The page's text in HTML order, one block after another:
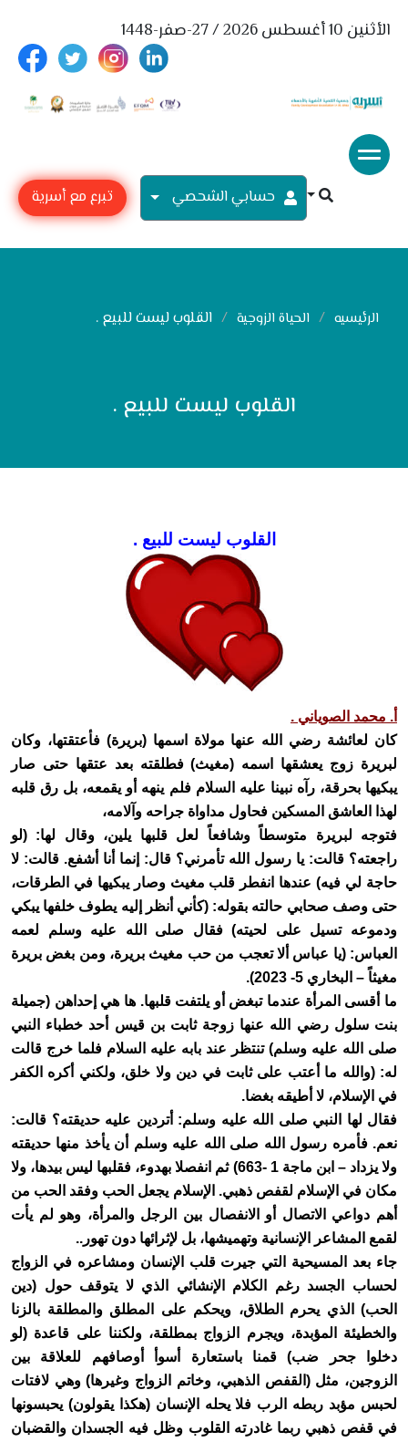
الأثنين 10 أغسطس 2026 / 27-صفر-1448
حسابي الشحصي تبرع مع أسرية
الرئيسيه الحياة الزوجية القلوب ليست للبيع .
القلوب ليست للبيع .
القلوب ليست للبيع .
أ. محمد الصوياني .
كان لعائشة رضي الله عنها مولاة اسمها (بريرة) فأعتقتها، وكان
لبريرة زوج يعشقها اسمه (مغيث) فطلقته بعد عتقها حتى صار
يبكيها بحرقة، رآه نبينا عليه السلام فلم ينهه أو يقمعه، بل رق قلبه
لهذا العاشق المسكين فحاول مداواة جراحه وآلامه،
فتوجه لبريرة متوسطاً وشافعاً لعل قلبها يلين، وقال لها: (لو
راجعته؟ قالت: يا رسول الله تأمرني؟ قال: إنما أنا أشفع. قالت: لا
حاجة لي فيه) عندها انفطر قلب مغيث وصار يبكيها في الطرقات،
حتى وصف صحابي حالته بقوله: (كأني أنظر إليه يطوف خلفها يبكي
ودموعه تسيل على لحيته) فقال صلى الله عليه وسلم لعمه
العباس: (يا عباس ألا تعجب من حب مغيث بريرة، ومن بغض بريرة
مغيثاً – البخاري 5- 2023).
ما أقسى المرأة عندما تبغض أو يلتفت قلبها. ها هي إحداهن (جميلة
بنت سلول رضي الله عنها زوجة ثابت بن قيس أحد خطباء النبي
صلى الله عليه وسلم) تنتظر عند بابه عليه السلام فلما خرج قالت
له: (والله ما أعتب على ثابت في دين ولا خلق، ولكني أكره الكفر
في الإسلام، لا أطيقه بغضا.
فقال لها النبي صلى الله عليه وسلم: أتردين عليه حديقته؟ قالت:
نعم. فأمره رسول الله صلى الله عليه وسلم أن يأخذ منها حديقته
ولا يزداد – ابن ماجة 1 -663) ثم انفصلا بهدوء، فقلبها ليس بيدها، ولا
مكان في الإسلام لقفص ذهبي. الإسلام يجعل الحب وفقد الحب من
أهم دواعي الاتصال أو الانفصال بين الرجل والمرأة، وهو لم يأت
لقمع المشاعر الإنسانية وتهميشها، بل لإثرائها دون تهور..
جاء بعد المسيحية التي جيرت قلب الإنسان ومشاعره في الزواج
لحساب الجسد رغم الكلام الإنشائي الذي لا يتوقف حول (دين
الحب) الذي يحرم الطلاق، ويحكم على المطلق والمطلقة بالزنا
والخطيئة المؤبدة، ويجرم الزواج بمطلقة، ولكننا على قاعدة (لو
دخلوا جحر ضب) قمنا باستعارة أسوأ أوصافهم للعلاقة بين
الزوجين، مثل (القفص الذهبي، وخاتم الزواج وغيرها) وهي لافتات
لحبس مؤبد ربطه الرب فلا يحله الإنسان (هكذا يقولون) يحبسونها
في قفص ذهبي ربما غادرته القلوب وظل فيه الجسدان والقضبان